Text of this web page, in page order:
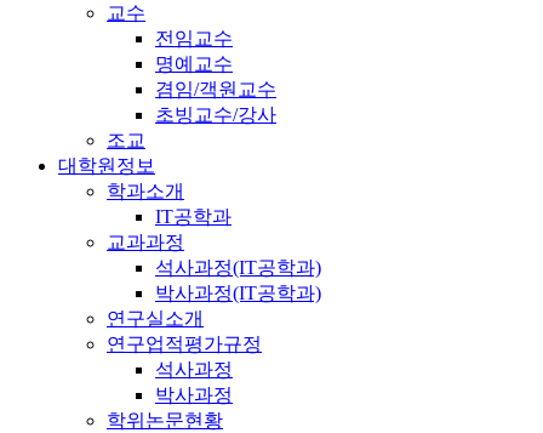
교수
전임교수
명예교수
겸임/객원교수
초빙교수/강사
조교
대학원정보
학과소개
IT공학과
교과과정
석사과정(IT공학과)
박사과정(IT공학과)
연구실소개
연구업적평가규정
석사과정
박사과정
학위논문현황